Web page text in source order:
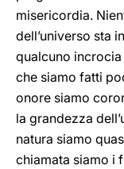
misericordia.
dell’universo sta
qualcuno
che siamo fatti
onore siamo
la grandezza
natura siamo
chiamata siamo i